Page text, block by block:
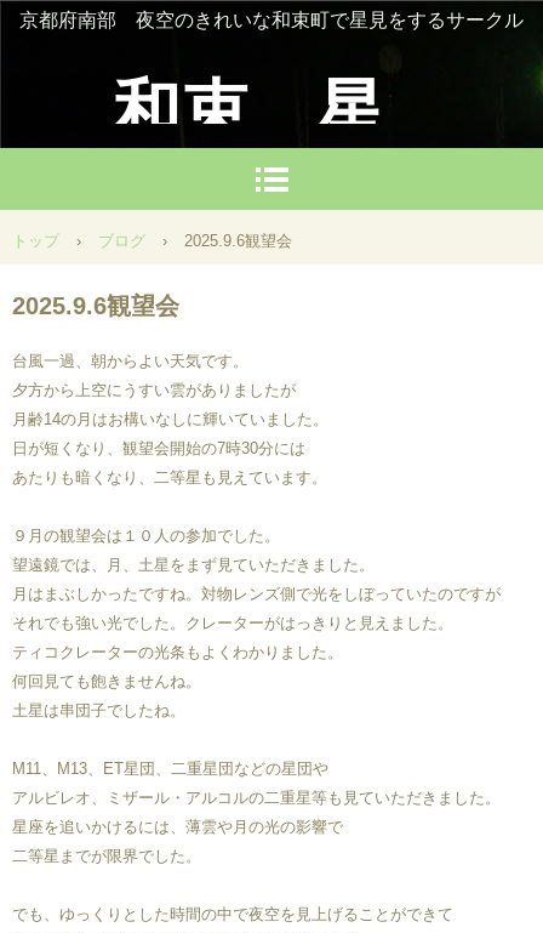
和束 星
を楽しむ
会
京都府南部 夜空のきれいな和束町で星見をするサークル
トップ › ブログ › 2025.9.6観望会
2025.9.6観望会
台風一過、朝からよい天気です。
夕方から上空にうすい雲がありましたが
月齢14の月はお構いなしに輝いていました。
日が短くなり、観望会開始の7時30分には
あたりも暗くなり、二等星も見えています。
９月の観望会は１０人の参加でした。
望遠鏡では、月、土星をまず見ていただきました。
月はまぶしかったですね。対物レンズ側で光をしぼっていたのですが
それでも強い光でした。クレーターがはっきりと見えました。
ティコクレーターの光条もよくわかりました。
何回見ても飽きませんね。
土星は串団子でしたね。
M11、M13、ET星団、二重星団などの星団や
アルビレオ、ミザール・アルコルの二重星等も見ていただきました。
星座を追いかけるには、薄雲や月の光の影響で
二等星までが限界でした。
でも、ゆっくりとした時間の中で夜空を見上げることができて